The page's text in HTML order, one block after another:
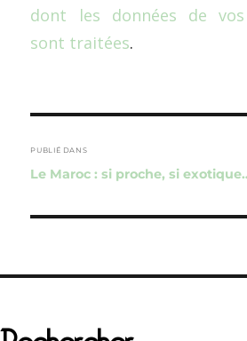
dont les données de vos
sont traitées.
de
l’article
PUBLIÉ DANS
Le Maroc : si proche, si